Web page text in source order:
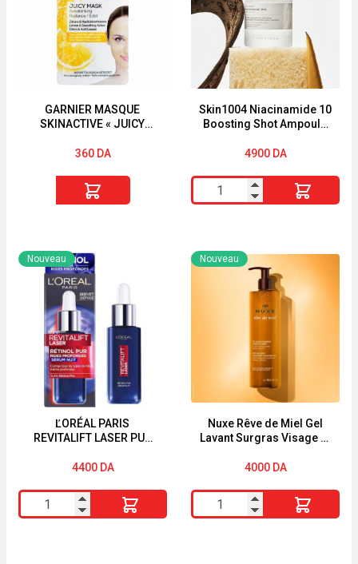
GARNIER MASQUE
SKINACTIVE « JUICY
360 DA
MASQUE
SKINACTIVE
PEEL"
"TEINT
TERNE
Skin1004 Niacinamide 10
Boosting Shot Ampoule
4900 DA
quantité
de
Niacinamide
10
ĽORÉAL PARIS
REVITALIFT LASER PUR
30ML
Nouveau
4400 DA
quantité
de
Nuxe Rêve de Miel Gel
Lavant Surgras Visage et
Nouveau
4000 DA
quantité
de